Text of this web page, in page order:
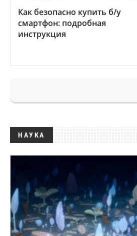
Как безопасно купить б/у
смартфон: подробная
инструкция
НАУКА